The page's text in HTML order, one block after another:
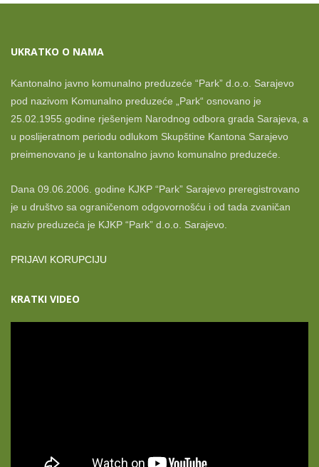
UKRATKO O NAMA
Kantonalno javno komunalno preduzeće “Park” d.o.o. Sarajevo
pod nazivom Komunalno preduzeće „Park“ osnovano je
25.02.1955.godine rješenjem Narodnog odbora grada Sarajeva, a
u poslijeratnom periodu odlukom Skupštine Kantona Sarajevo
preimenovano je u kantonalno javno komunalno preduzeće.
Dana 09.06.2006. godine KJKP “Park” Sarajevo preregistrovano
je u društvo sa ograničenom odgovornošću i od tada zvaničan
naziv preduzeća je KJKP “Park” d.o.o. Sarajevo.
PRIJAVI KORUPCIJU
KRATKI VIDEO